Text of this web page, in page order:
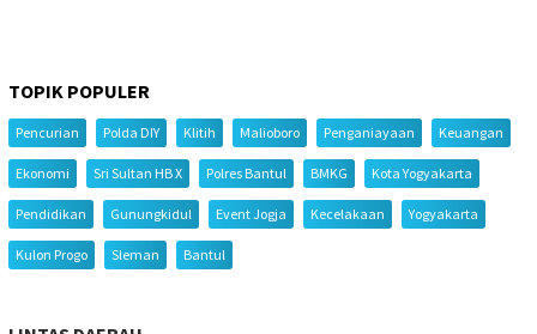
TOPIK POPULER
Pencurian Polda DIY Klitih Malioboro Penganiayaan Keuangan
Ekonomi Sri Sultan HB X Polres Bantul BMKG Kota Yogyakarta
Pendidikan Gunungkidul Event Jogja Kecelakaan Yogyakarta
Kulon Progo Sleman Bantul